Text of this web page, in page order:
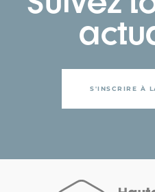
S'INSCRIRE À